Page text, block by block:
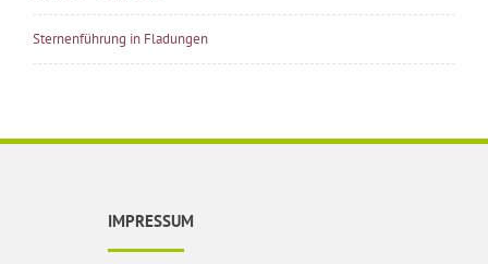
Sternenführung in Fladungen
IMPRESSUM